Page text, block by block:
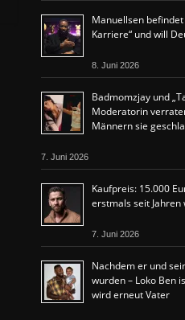
Manuellsen
Karriere“ und will
8. Juni 2026
Badmomzjay und
Moderatorin
Männern sie
7. Juni 2026
Kaufpreis: 15.000
erstmals seit
7. Juni 2026
Nachdem er und
wurden – Loko Ben
wird erneut Vater